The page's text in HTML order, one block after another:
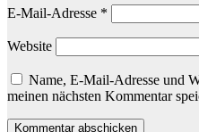
E-Mail-Adresse *
Website
Name, E-Mail-Adresse und
meinen nächsten Kommentar